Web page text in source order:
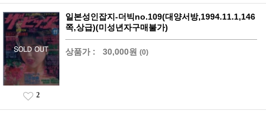
일본성인잡지-더빅no.109(대양서방,1994.11.1,146
쪽,상급)(미성년자구매불가)
상품가 : 30,000원 (0)
2